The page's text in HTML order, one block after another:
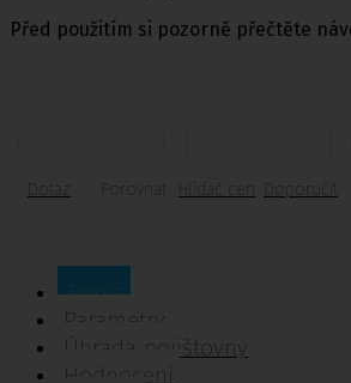
Před použitím si pozorně přečtěte
Dotaz Porovnat Doporučit
Popis
Parametry
Úhrada pojišťovny
Hodnocení